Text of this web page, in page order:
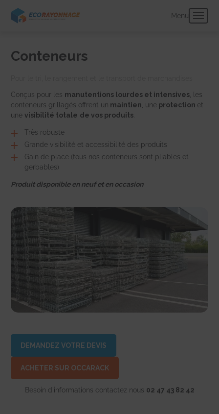
Menu
Conteneurs
Conçus pour les manutentions lourdes et intensives , les
conteneurs grillagés offrent un maintien , une protection et
unevisibilité totale de vos produits
Très robuste
Grande visibilité et accessibilité des produits
Gain de place (tous nos conteneurs sont pliables et
gerbables)
Produit disponible en neuf et en occasion
DEMANDEZ VOTRE DEVIS
Besoin d’informations contactez nous 02 47 43 82 42
ACHETER SUR OCCARACK